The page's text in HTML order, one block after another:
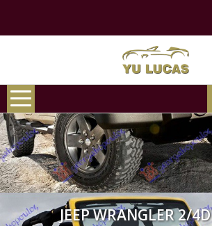
JEEP WRANGLER 2/